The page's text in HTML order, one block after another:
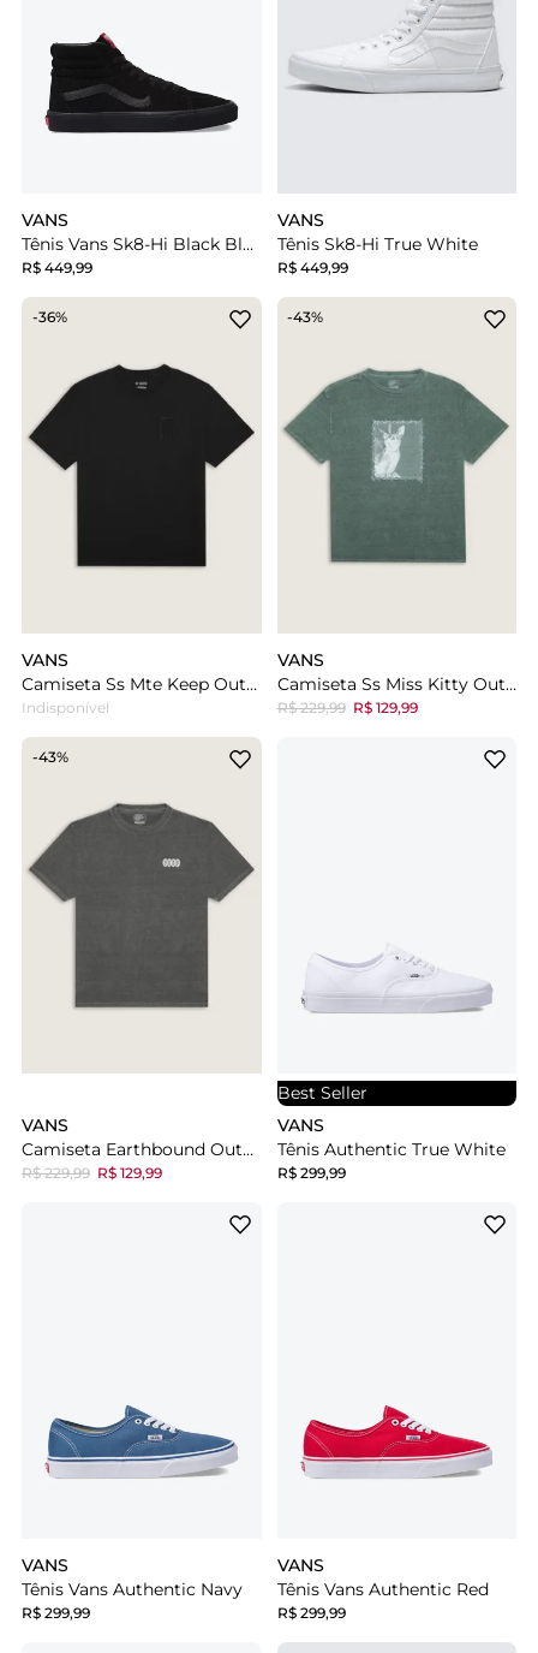
VANS
Tênis Vans Sk8-Hi Black Black
R$ 449,99
VANS
Tênis Sk8-Hi True White
R$ 449,99
-36%
VANS
Camiseta Ss Mte Keep Out Tee Black
Indisponível
-43%
VANS
Camiseta Ss Miss Kitty Outsized Dried Kelp
R$ 229,99 R$ 129,99
-43%
VANS
Camiseta Earthbound Outsized Ss Faded Black
R$ 229,99 R$ 129,99
Best Seller
VANS
Tênis Authentic True White
R$ 299,99
VANS
Tênis Vans Authentic Navy
R$ 299,99
VANS
Tênis Vans Authentic Red
R$ 299,99